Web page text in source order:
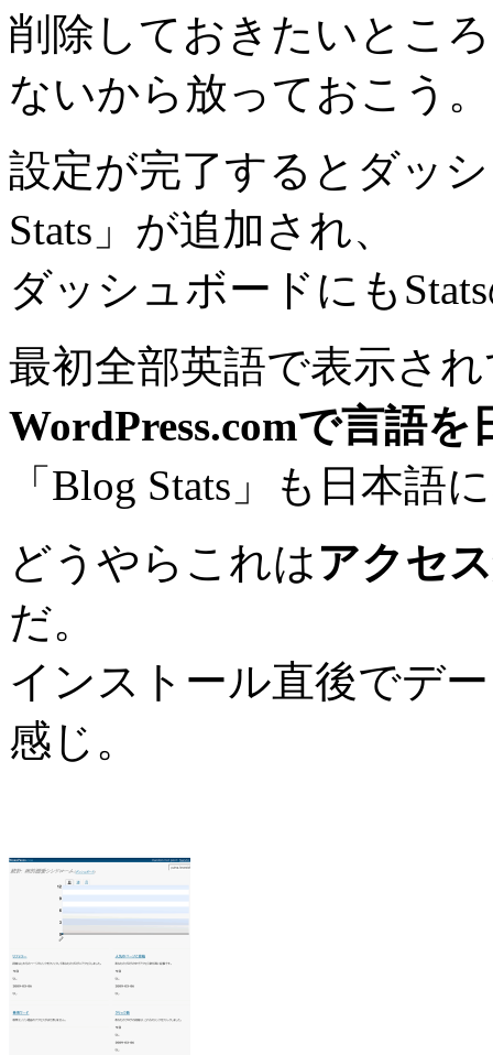
削除しておきたいとこ
ないから放っておこう
設定が完了するとダッ
Stats」が追加され、
ダッシュボードにも
最初全部英語で表示さ
WordPress.comで言語を
「Blog Stats」も日本語
どうやらこれはアクセ
だ。
インストール直後でデ
感じ。